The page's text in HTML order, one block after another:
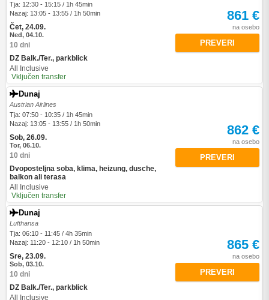
Tja: 12:30 - 15:15 / 1h 45min
Nazaj: 13:05 - 13:55 / 1h 50min
Čet, 24.09.
Ned, 04.10.
10 dni
DZ Balk./Ter., parkblick
All Inclusive
Vključen transfer
861 €
na osebo
PREVERI
Dunaj
Austrian Airlines
Tja: 07:50 - 10:35 / 1h 45min
Nazaj: 13:05 - 13:55 / 1h 50min
Sob, 26.09.
Tor, 06.10.
10 dni
Dvoposteljna soba, klima, heizung, dusche,
balkon ali terasa
All Inclusive
Vključen transfer
862 €
na osebo
PREVERI
Dunaj
Lufthansa
Tja: 06:10 - 11:45 / 4h 35min
Nazaj: 11:20 - 12:10 / 1h 50min
Sre, 23.09.
Sob, 03.10.
10 dni
DZ Balk./Ter., parkblick
All Inclusive
865 €
na osebo
PREVERI